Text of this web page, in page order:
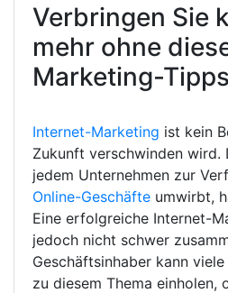
Verbringen Sie
mehr ohne
Marketing-
Internet-Marketing ist kein
Zukunft verschwinden wird.
jedem Unternehmen zur
Online-Geschäfte umwirbt,
Eine erfolgreiche Internet-
jedoch nicht schwer
Geschäftsinhaber kann
zu diesem Thema einholen,